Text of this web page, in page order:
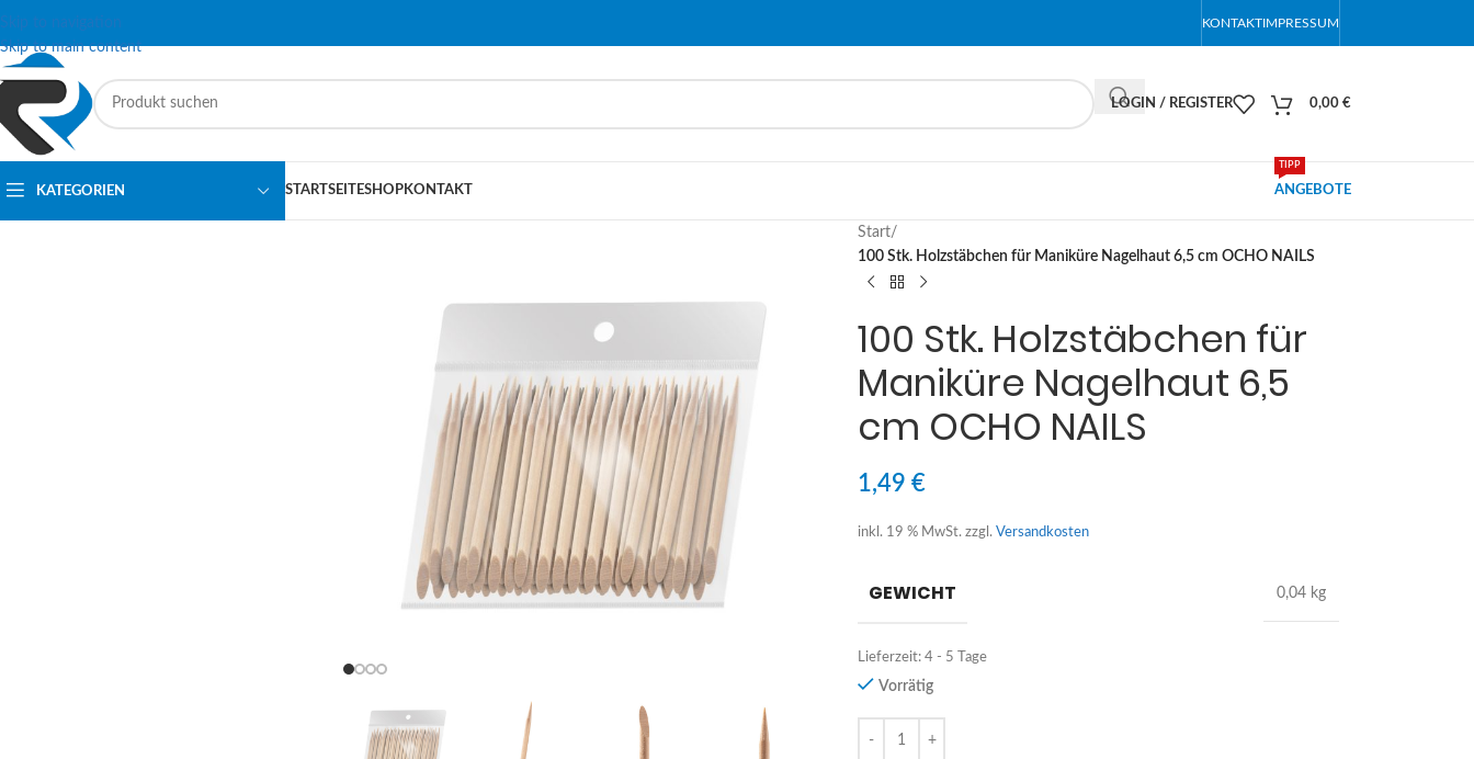
Skip to navigation
Skip to main content
KONTAKTIMPRESSUM
LOGIN / REGISTER 0,00 €
KATEGORIEN STARTSEITESHOPKONTAKT ANGEBOTE
TIPP
Start/
100 Stk. Holzstäbchen für Maniküre Nagelhaut 6,5 cm OCHO NAILS
100 Stk. Holzstäbchen für
Maniküre Nagelhaut 6,5
cm OCHO NAILS
1,49€
inkl. 19 % MwSt. zzgl.Versandkosten
GEWICHT 0,04 kg
Lieferzeit:4 - 5 Tage
Vorrätig
Alternative: